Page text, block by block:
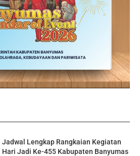
Jadwal Lengkap Rangkaian Kegiatan
Hari Jadi Ke-455 Kabupaten Banyumas